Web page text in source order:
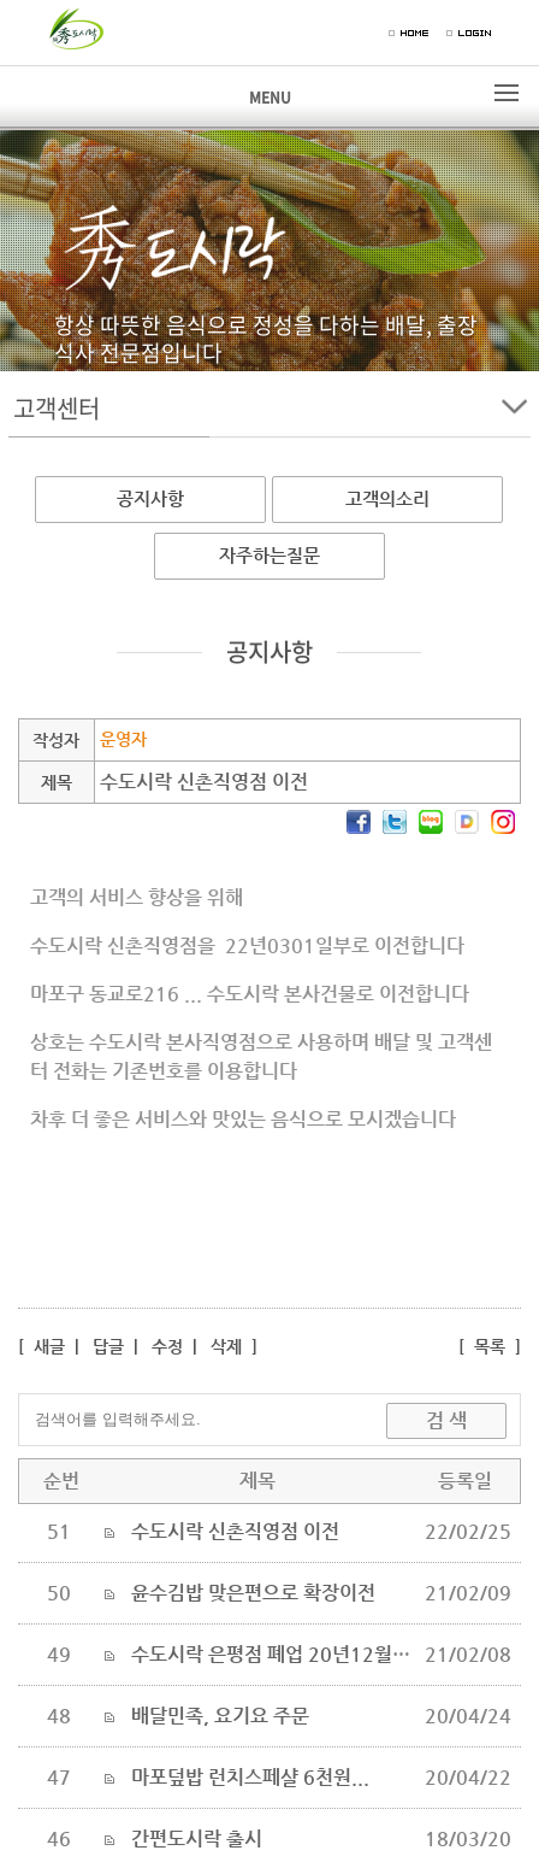
MENU
항상 따뜻한 음식으로 정성을 다하는 배달, 출장
식사 전문점입니다
고객센터
고객센터
공지사항 고객의소리
자주하는질문
공지사항
작성자 운영자
제목 수도시락 신촌직영점 이전
고객의 서비스 향상을 위해
수도시락 신촌직영점을 22년0301일부로 이전합니다
마포구 동교로216 ... 수도시락 본사건물로 이전합니다
상호는 수도시락 본사직영점으로 사용하며 배달 및 고객센
터 전화는 기존번호를 이용합니다
차후 더 좋은 서비스와 맛있는 음식으로 모시겠습니다
[ 새글| 답글| 수정 삭제 ] [ 목록]
순번 제목 등록일
51 수도시락 신촌직영점 이전 22/02/25
50 윤수김밥 맞은편으로 확장이전 21/02/09
49 수도시락 은평점 폐업 20년12월31일 21/02/08
48 배달민족, 요기요 주문 20/04/24
47 마포덮밥 런치스페샬 6천원... 20/04/22
46 간편도시락 출시 18/03/20